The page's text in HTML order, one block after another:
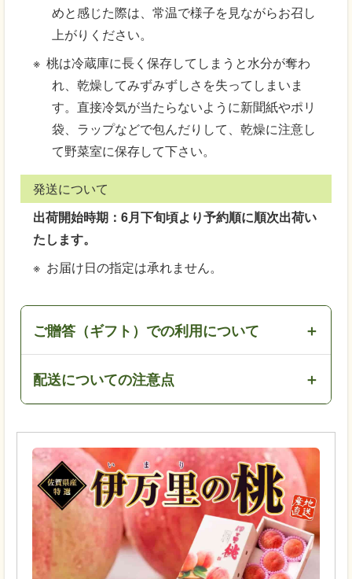
めと感じた際は、常温で様子を見ながらお召し
上がりください。
桃は冷蔵庫に長く保存してしまうと水分が奪わ
れ、乾燥してみずみずしさを失ってしまいま
す。直接冷気が当たらないように新聞紙やポリ
袋、ラップなどで包んだりして、乾燥に注意し
て野菜室に保存して下さい。
発送について
出荷開始時期：6月下旬頃より予約順に順次出荷い
たします。
お届け日の指定は承れません。
ご贈答（ギフト）での利用について
配送についての注意点